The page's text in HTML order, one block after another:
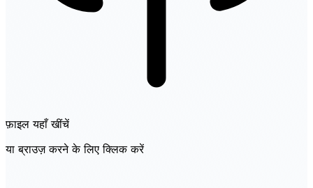
फ़ाइल यहाँ खींचें
या ब्राउज़ करने के लिए क्लिक करें